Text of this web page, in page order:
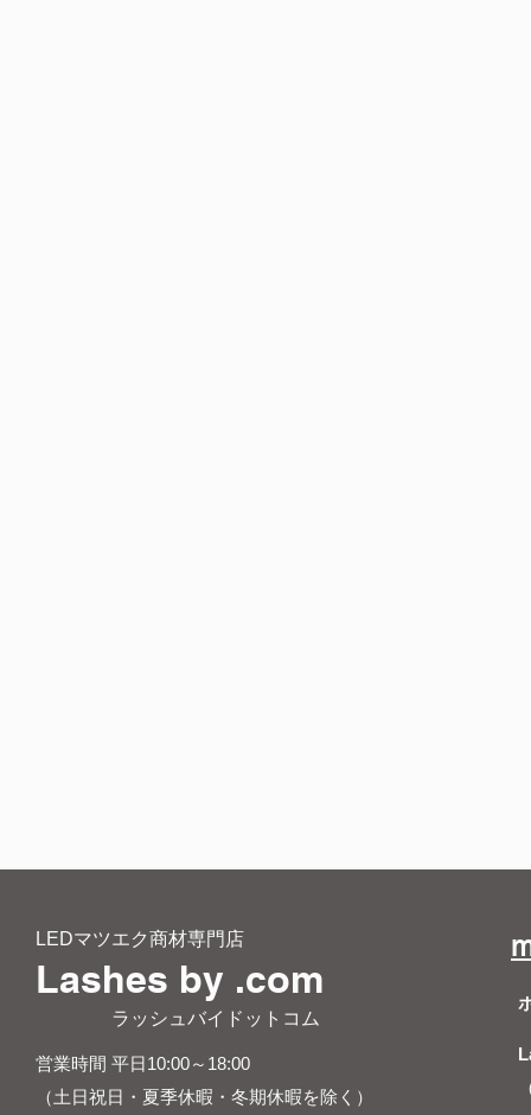
LEDマツエク商材専門店
Lashes by .com
​ ラッシュバイドットコム
営業時間 平日10:00～18:00
（土日祝日・夏季休暇・冬期休暇を除く）